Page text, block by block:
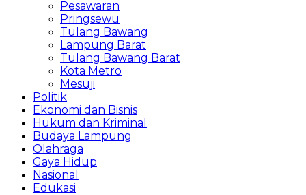
Pesawaran
Pringsewu
Tulang Bawang
Lampung Barat
Tulang Bawang Barat
Kota Metro
Mesuji
Politik
Ekonomi dan Bisnis
Hukum dan Kriminal
Budaya Lampung
Olahraga
Gaya Hidup
Nasional
Edukasi